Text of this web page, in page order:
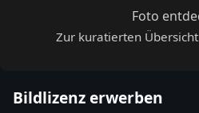
Foto
Zur kuratierten
Bildlizenz erwerben